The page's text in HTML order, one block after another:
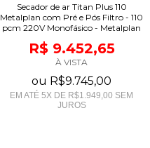
Secador de ar Titan Plus 110
Metalplan com Pré e Pós Filtro - 110
pcm 220V Monofásico - Metalplan
R$ 9.452,65
À VISTA
ou R$9.745,00
EM ATÉ 5X DE R$1.949,00 SEM
JUROS